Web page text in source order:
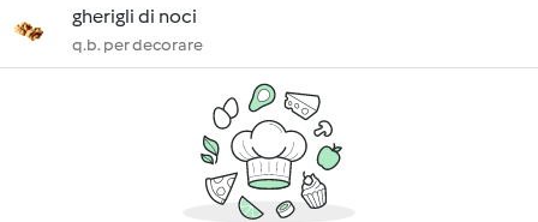
gherigli di noci
q.b. per decorare